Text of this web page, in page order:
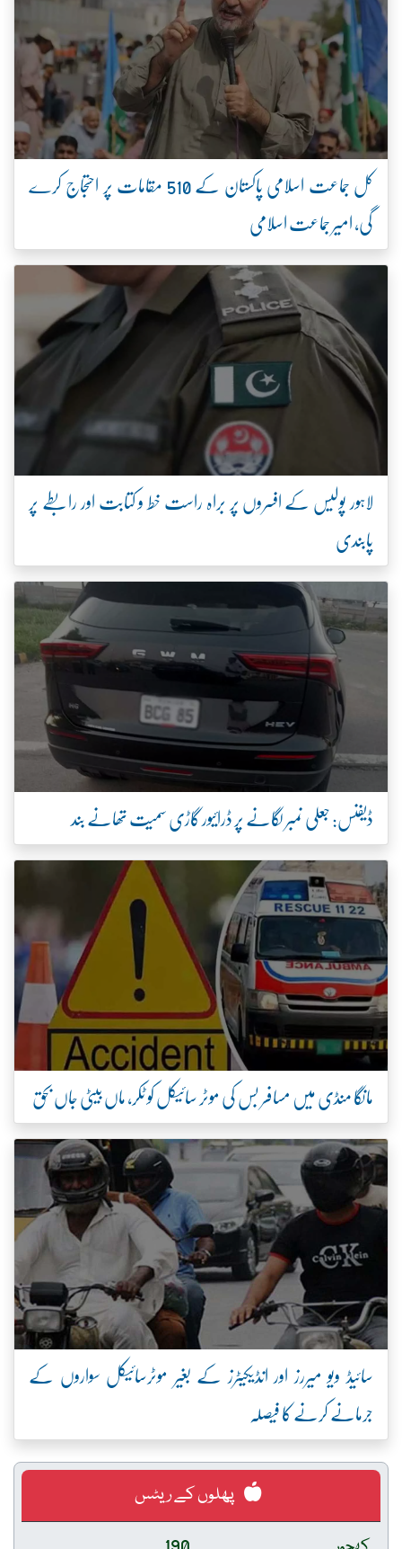
کل جماعت اسلامی پاکستان کے 510 مقامات پر احتجاج کرے
گی، امیر جماعت اسلامی
لاہور پولیس کے افسروں پر براہ راست خط و کتابت اور رابطے پر
پابندی
ڈیفنس: جعلی نمبر لگانے پر ڈرائیور گاڑی سمیت تھانے بند
مانگا منڈی میں مسافر بس کی موٹر سائیکل کو ٹکر، ماں بیٹی جاں بحق
سائیڈ ویو میررز اور انڈیکیٹرز کے بغیر موٹرسائیکل سواروں کے
جرمانے کرنے کا فیصلہ
پھلوں کے ریٹس